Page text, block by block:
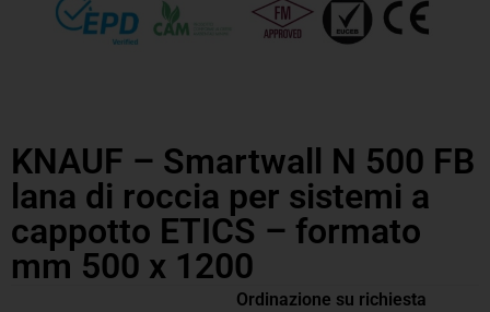
KNAUF – Smartwall N 500 FB
lana di roccia per sistemi a
cappotto ETICS – formato
mm 500 x 1200
Ordinazione su richiesta